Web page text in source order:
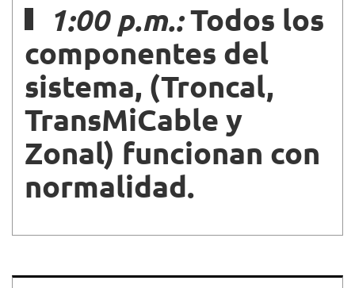
1:00 p.m.:Todos los
componentes del
sistema, (Troncal,
TransMiCable y
Zonal) funcionan con
normalidad.